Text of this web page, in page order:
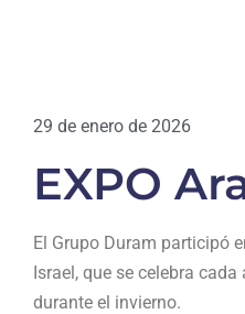
29 de enero de 2026
EXPO
El Grupo Duram participó
Israel, que se celebra
durante el invierno.